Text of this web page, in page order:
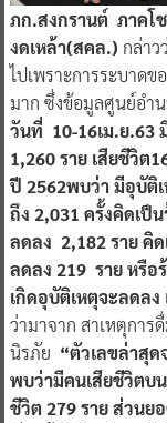
ภก.สงกรานต์ ภาคโ
งดเหล้า(สคล.) กล่าว
ไปเพราะการระบาด
มาก ซึ่งข้อมูลศูนย์อำ
วันที่ 10-16เม.ย.63
1,260 ราย เสียชีวิต
ปี 2562พบว่า มีอุบัติ
ถึง 2,031 ครั้งคิดเป็
ลดลง 2,182 ราย คิ
ลดลง 219 ราย หรือ
เกิดอุบัติเหตุจะลดลง
ว่ามาจาก สาเหตุการ
นิรภัย “ตัวเลขล่าสุด
พบว่ามีคนเสียชีวิตบ
ชีวิต 279 ราย ส่วนย